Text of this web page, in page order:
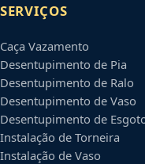
SERVIÇOS
Caça Vazamento
Desentupimento de Pia
Desentupimento de Ralo
Desentupimento de Vaso
Desentupimento de
Instalação de Torneira
Instalação de Vaso